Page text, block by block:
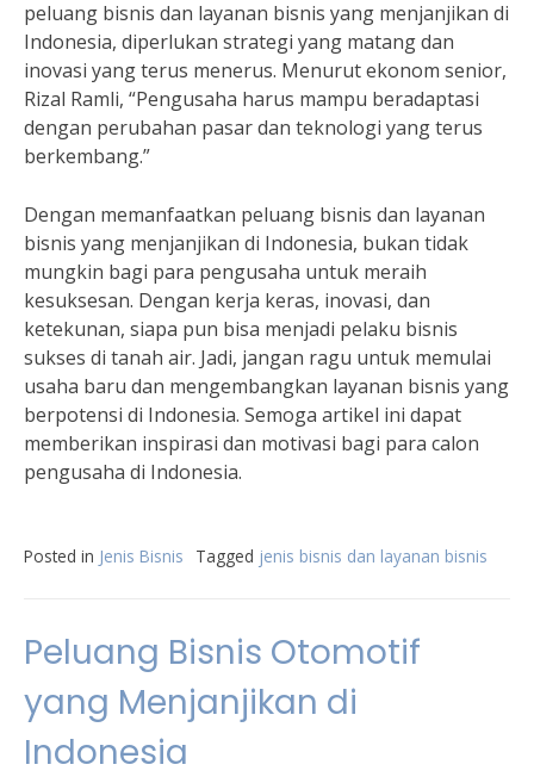
peluang bisnis dan layanan bisnis yang menjanjikan di
Indonesia, diperlukan strategi yang matang dan
inovasi yang terus menerus. Menurut ekonom senior,
Rizal Ramli, “Pengusaha harus mampu beradaptasi
dengan perubahan pasar dan teknologi yang terus
berkembang.”
Dengan memanfaatkan peluang bisnis dan layanan
bisnis yang menjanjikan di Indonesia, bukan tidak
mungkin bagi para pengusaha untuk meraih
kesuksesan. Dengan kerja keras, inovasi, dan
ketekunan, siapa pun bisa menjadi pelaku bisnis
sukses di tanah air. Jadi, jangan ragu untuk memulai
usaha baru dan mengembangkan layanan bisnis yang
berpotensi di Indonesia. Semoga artikel ini dapat
memberikan inspirasi dan motivasi bagi para calon
pengusaha di Indonesia.
Posted in Jenis Bisnis Tagged jenis bisnis dan layanan bisnis
Peluang Bisnis Otomotif
yang Menjanjikan di
Indonesia